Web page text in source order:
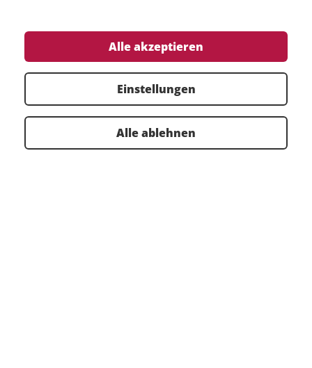
FMEA Software ganz nach Ihren
Anforderungen.
Die e1ns-Lösung ist für Sie in der Cloud oder als
Installation kostenlos zum Testen verfügbar.
Überzeugen Sie sich vom FMEA-Software-Testsieger*.
Alle akzeptieren
Einstellungen
Alle ablehnen